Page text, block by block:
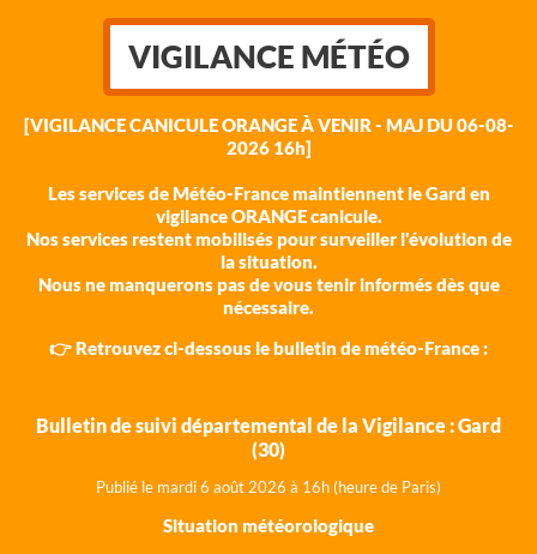
VIGILANCE MÉTÉO
[VIGILANCE CANICULE ORANGE À VENIR - MAJ DU 06-08-
2026 16h]
Les services de Météo-France maintiennent le Gard en
vigilance ORANGE canicule.
Nos services restent mobilisés pour surveiller l'évolution de
la situation.
Nous ne manquerons pas de vous tenir informés dès que
nécessaire.
👉 Retrouvez ci-dessous le bulletin de météo-France :
Bulletin de suivi départemental de la Vigilance : Gard
(30)
Publié le mardi 6 août 2026 à 16h (heure de Paris)
Situation météorologique